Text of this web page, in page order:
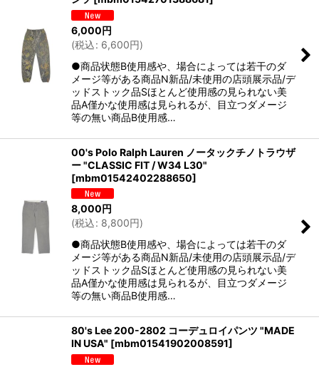
6,000円
(税込: 6,600円)
●商品状態B使用感や、場合によっては若干のダ
メージ等がある商品N新品/未使用の店頭展示品/デ
ッドストック品Sほとんど使用感の見られない美
品A僅かな使用感は見られるが、目立つダメージ
等の無い商品B使用感…
00's Polo Ralph Lauren ノータックチノトラウザ
ー "CLASSIC FIT / W34 L30"
[mbm01542402288650]
8,000円
(税込: 8,800円)
●商品状態B使用感や、場合によっては若干のダ
メージ等がある商品N新品/未使用の店頭展示品/デ
ッドストック品Sほとんど使用感の見られない美
品A僅かな使用感は見られるが、目立つダメージ
等の無い商品B使用感…
80's Lee 200-2802 コーデュロイパンツ "MADE
IN USA" [mbm01541902008591]